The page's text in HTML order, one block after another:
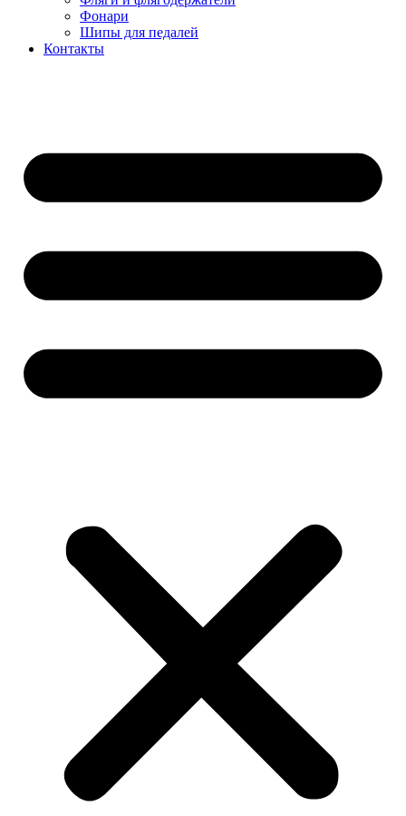
Фонари
Шипы для педалей
Контакты